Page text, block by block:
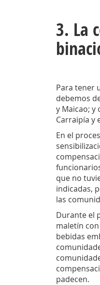
3. La
Para tener
debemos
y Maicao;
Carraipía y
En el
que no
indicadas,
las
Durante el
maletín
bebidas
padecen.